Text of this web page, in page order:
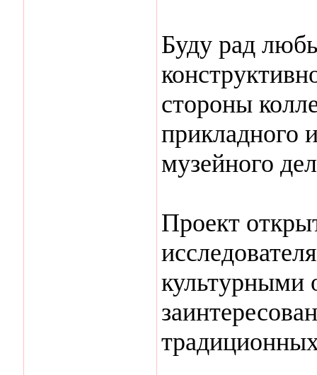
Буду рад
стороны
прикладного
музейного
Проект
культурными